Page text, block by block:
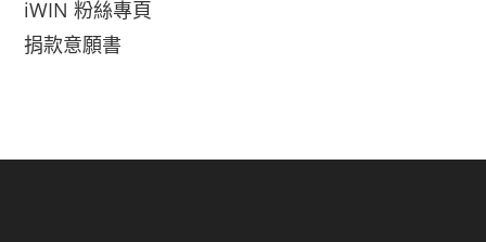
iWIN 粉絲專頁
捐款意願書